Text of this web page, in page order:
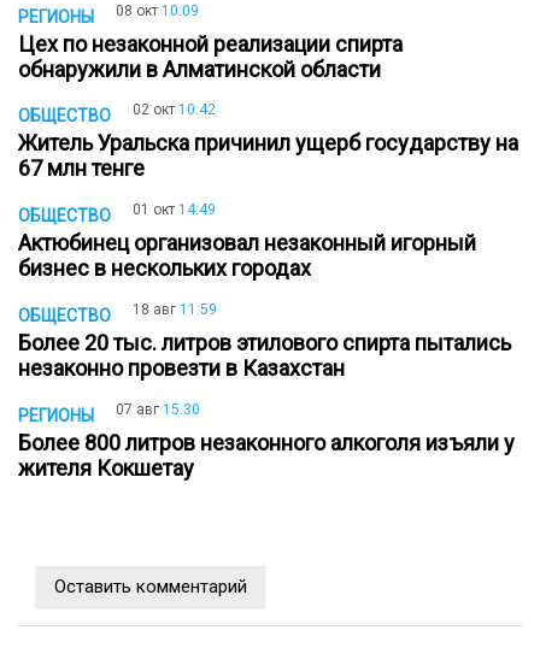
РЕГИОНЫ 08 окт 10:09
Цех по незаконной реализации спирта
обнаружили в Алматинской области
ОБЩЕСТВО 02 окт 10:42
Житель Уральска причинил ущерб государству на
67 млн тенге
ОБЩЕСТВО 01 окт 14:49
Актюбинец организовал незаконный игорный
бизнес в нескольких городах
ОБЩЕСТВО 18 авг 11:59
Более 20 тыс. литров этилового спирта пытались
незаконно провезти в Казахстан
РЕГИОНЫ 07 авг 15:30
Более 800 литров незаконного алкоголя изъяли у
жителя Кокшетау
Оставить комментарий